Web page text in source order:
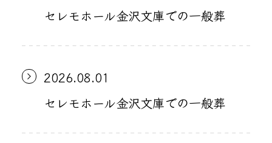
セレモホール金沢文庫での一般葬
2026.08.01
セレモホール金沢文庫での一般葬